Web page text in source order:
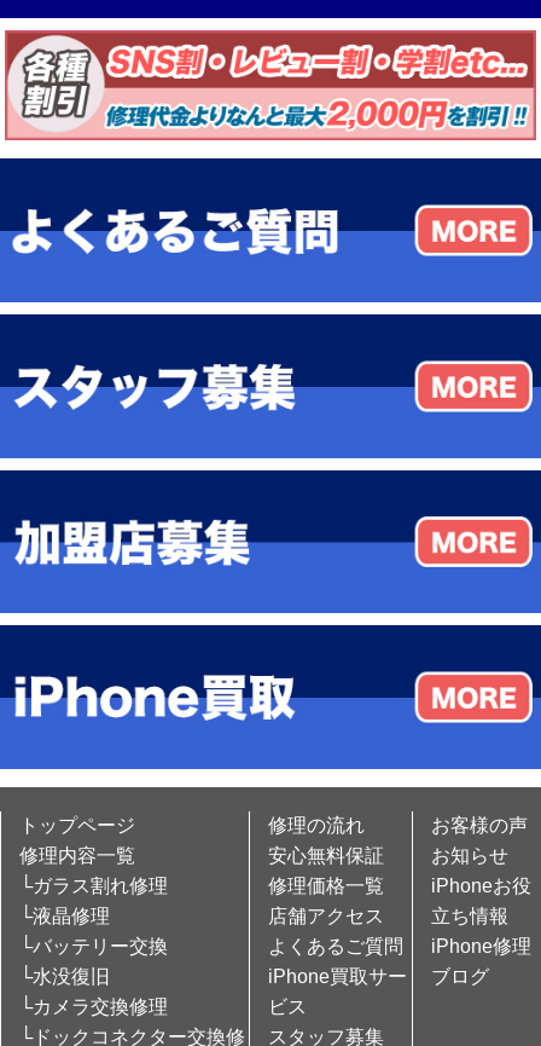
トップページ
修理内容一覧
└ガラス割れ修理
└液晶修理
└バッテリー交換
└水没復旧
└カメラ交換修理
└ドックコネクター交換修
修理の流れ
安心無料保証
修理価格一覧
店舗アクセス
よくあるご質問
iPhone買取サー
ビス
スタッフ募集
お客様の声
お知らせ
iPhoneお役
立ち情報
iPhone修理
ブログ